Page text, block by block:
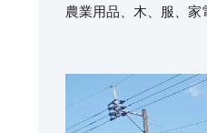
農業用品、木、服、家